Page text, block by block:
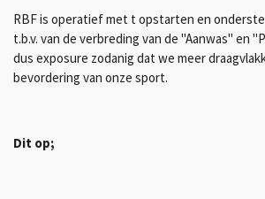
RBF is operatief met t opstarten en
t.b.v. van de verbreding van de "Aanwas" en
dus exposure zodanig dat we meer
bevordering van onze sport.
Dit op;